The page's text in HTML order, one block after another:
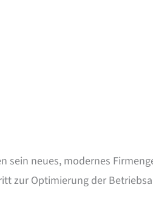
sein neues, modernes
zur Optimierung der